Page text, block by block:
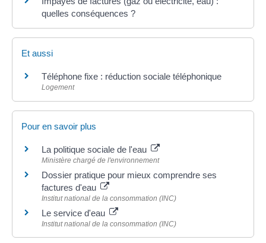
quelles conséquences ?
Et aussi
Téléphone fixe : réduction sociale téléphonique
Logement
Pour en savoir plus
La politique sociale de l'eau
Ministère chargé de l'environnement
Dossier pratique pour mieux comprendre ses
factures d'eau
Institut national de la consommation (INC)
Le service d'eau
Institut national de la consommation (INC)